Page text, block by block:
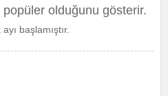
olduğunu gösterir.
başlamıştır.